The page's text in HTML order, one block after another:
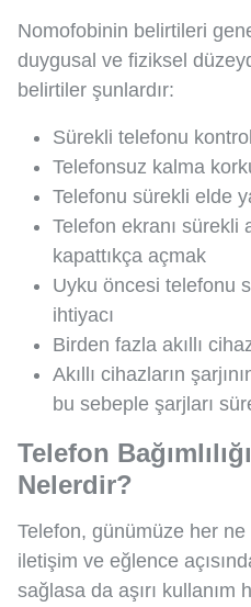
Nomofobinin belirtileri
duygusal ve fiziksel
belirtiler şunlardır:
Sürekli telefonu
Telefonsuz kalma
Telefonu sürekli elde
Telefon ekranı sürekli
kapattıkça açmak
Uyku öncesi telefonu
ihtiyacı
Birden fazla akıllı
Akıllı cihazların
bu sebeple şarjları
Telefon
Nelerdir?
Telefon, günümüze her
iletişim ve eğlence
sağlasa da aşırı kullanım